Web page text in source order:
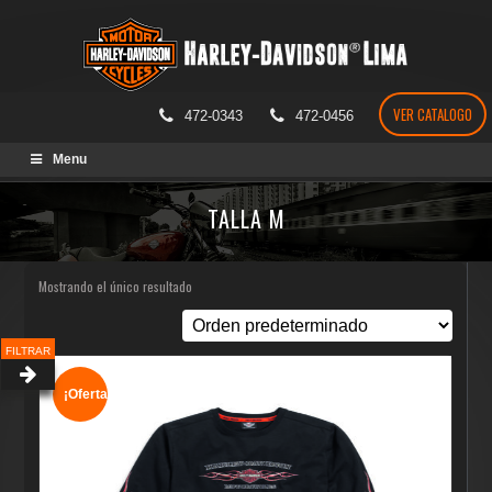
472-0343 472-0456 VER CATALOGO
Menu
TALLA M
FILTRAR
Mostrando el único resultado
¡Oferta!